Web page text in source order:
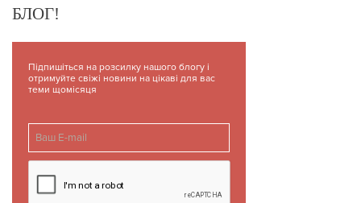
БЛОГ!
Підпишіться на розсилку нашого блогу і
отримуйте свіжі новини на цікаві для вас
теми щомісяця